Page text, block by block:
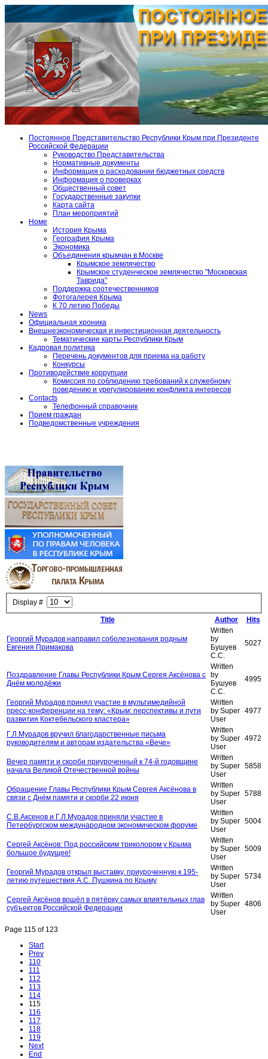
Постоянное Представительство Республики Крым при Президенте
Российской Федерации
Руководство Представительства
Нормативные документы
Информация о расходовании бюджетных средств
Информация о проверках
Общественный совет
Государственные закупки
Карта сайта
План мероприятий
Номе
История Крыма
География Крыма
Экономика
Объединения крымчан в Москве
Крымское землячество
Крымское студенческое землячество "Московская
Таврида"
Поддержка соотечественников
Фотогалерея Крыма
К 70 летию Победы
News
Официальная хроника
Внешнеэкономическая и инвестиционная деятельность
Тематические карты Республики Крым
Кадровая политика
Перечень документов для приема на работу
Конкурсы
Противодействие коррупции
Комиссия по соблюдению требований к служебному
поведению и урегулированию конфликта интересов
Contacts
Телефонный справочник
Прием граждан
Подведомственные учреждения
Display #
Title Author Hits
Георгий Мурадов направил соболезнования родным
Евгения Примакова
Written
by
Бушуев
С.С.
5027
Поздравление Главы Республики Крым Сергея Аксёнова с
Днём молодёжи
Written
by
Бушуев
С.С.
4995
Георгий Мурадов принял участие в мультимедийной
пресс-конференции на тему: «Крым: перспективы и пути
развития Коктебельского кластера»
Written
by Super
User
4977
Г.Л.Мурадов вручил благодарственные письма
руководителям и авторам издательства «Вече»
Written
by Super
User
4972
Вечер памяти и скорби приуроченный к 74-й годовщине
начала Великой Отечественной войны
Written
by Super
User
5858
Обращение Главы Республики Крым Сергея Аксёнова в
связи с Днём памяти и скорби 22 июня
Written
by Super
User
5788
С.В.Аксенов и Г.Л.Мурадов приняли участие в
Петербургском международном экономическом форуме
Written
by Super
User
5004
Сергей Аксёнов: Под российским триколором у Крыма
большое будущее!
Written
by Super
User
5009
Георгий Мурадов открыл выставку, приуроченную к 195-
летию путешествия А.С. Пушкина по Крыму
Written
by Super
User
5734
Сергей Аксёнов вошёл в пятёрку самых влиятельных глав
субъектов Российской Федерации
Written
by Super
User
4806
Page 115 of 123
Start
Prev
110
111
112
113
114
115
116
117
118
119
Next
End